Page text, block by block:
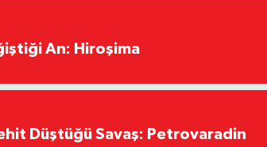
An: Hiroşima
Düştüğü Savaş: Petrovaradin